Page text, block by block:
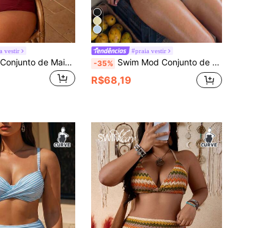
vestir
Swim Chiccia Conjunto de Maiô Bikini de Praia de Verão Plus Size para Mulheres, Tecido Liso com Adorno de Estrela-do-Mar, Estilo Europeu e Americano, Roupa de Banho Simples e Elegante
#praia vestir
-35% Swim Mod Conjunto de Maiô Bikini Plus Size Feminino 2 Peças Cor Sólida com Decoração de Concha, Top e Calcinha Triângulo Cintura Alta, Fofo, Minimalista, para Praia, Férias e Uso Diário
R$68,19